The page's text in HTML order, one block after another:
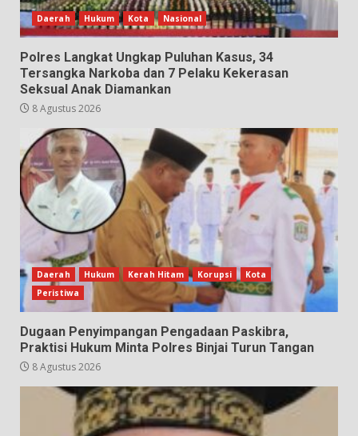
Daerah Hukum Kota Nasional
Polres Langkat Ungkap Puluhan Kasus, 34
Tersangka Narkoba dan 7 Pelaku Kekerasan
Seksual Anak Diamankan
8 Agustus 2026
Daerah Hukum Kerah Hitam Korupsi
Kota
Peristiwa
Dugaan Penyimpangan Pengadaan Paskibra,
Praktisi Hukum Minta Polres Binjai Turun Tangan
8 Agustus 2026